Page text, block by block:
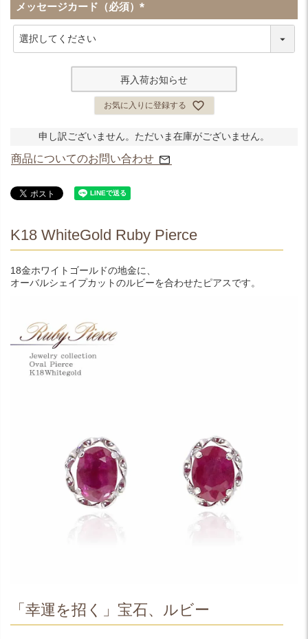
メッセージカード（必須）
(
再入荷お知らせ
お気に入りに登録する
申し訳ございません。ただいま在庫がございません。
商品についてのお問い合わせ
K18 WhiteGold Ruby Pierce
18金ホワイトゴールドの地金に、
オーバルシェイプカットのルビーを合わせたピアスです。
「幸運を招く」宝石、ルビー